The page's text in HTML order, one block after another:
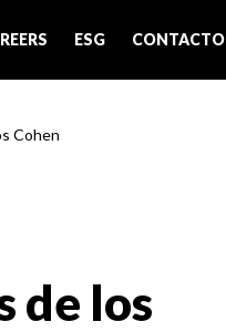
ESG CONTACTO
Cohen
de los